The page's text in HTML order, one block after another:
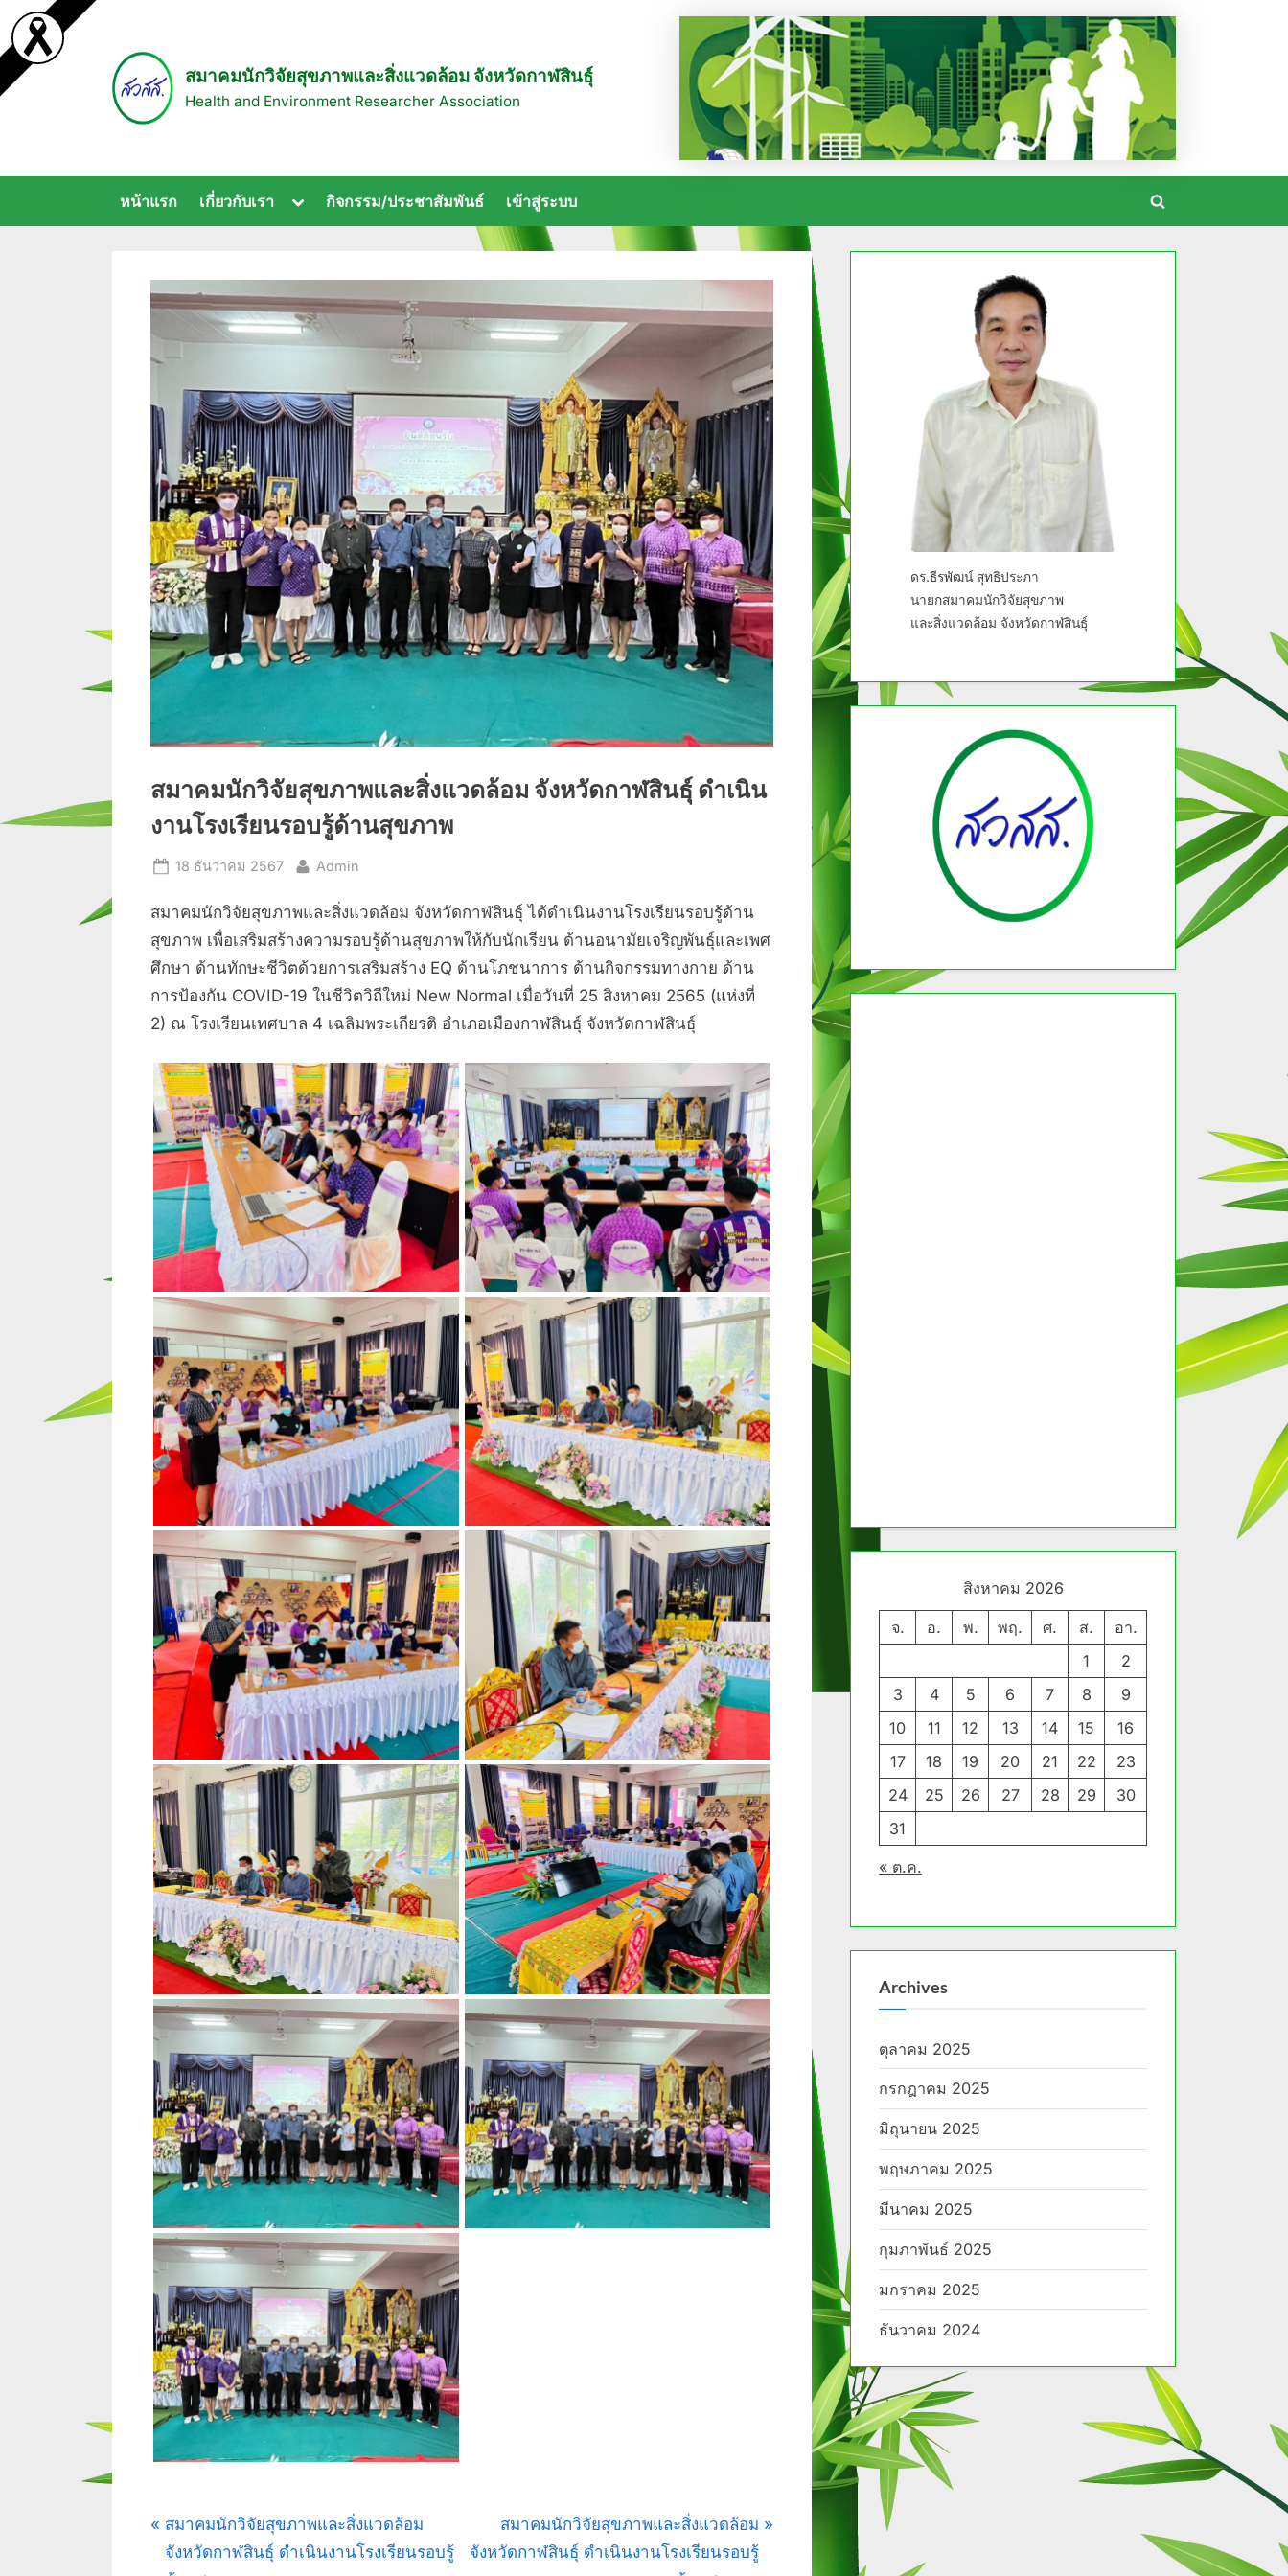
Skip
to
content
สมาคมนักวิจัยสุขภาพและสิ่งแวดล้อม จังหวัดกาฬสินธุ์
Health and Environment Researcher Association
หน้าแรก เกี่ยวกับเรา
Toggle
menu
กิจกรรม/ประชาสัมพันธ์ เข้าสู่ระบบ
Toggle
สมาคมนักวิจัยสุขภาพและสิ่งแวดล้อม จังหวัดกาฬสินธุ์ ดำเนิน
งานโรงเรียนรอบรู้ด้านสุขภาพ
Posted
18 ธันวาคม 2567 By
Admin
สมาคมนักวิจัยสุขภาพและสิ่งแวดล้อม จังหวัดกาฬสินธุ์ ได้ดำเนินงานโรงเรียนรอบรู้ด้าน
สุขภาพ เพื่อเสริมสร้างความรอบรู้ด้านสุขภาพให้กับนักเรียน ด้านอนามัยเจริญพันธุ์และเพศ
ศึกษา ด้านทักษะชีวิตด้วยการเสริมสร้าง EQ ด้านโภชนาการ ด้านกิจกรรมทางกาย ด้าน
การป้องกัน COVID-19 ในชีวิตวิถีใหม่ New Normal เมื่อวันที่ 25 สิงหาคม 2565 (แห่งที่
2) ณ โรงเรียนเทศบาล 4 เฉลิมพระเกียรติ อำเภอเมืองกาฬสินธุ์ จังหวัดกาฬสินธุ์
กิจกรรม/
ประชาสัมพันธ์
แนะแนว
P
r
สมาคมนักวิจัยสุขภาพและสิ่งแวดล้อม
จังหวัดกาฬสินธุ์ ดำเนินงานโรงเรียนรอบรู้
N
e
สมาคมนักวิจัยสุขภาพและสิ่งแวดล้อม
จังหวัดกาฬสินธุ์ ดำเนินงานโรงเรียนรอบรู้
ดร.ธีรพัฒน์ สุทธิประภา
นายกสมาคมนักวิจัยสุขภาพ
และสิ่งแวดล้อม จังหวัดกาฬสินธุ์
สิงหาคม 2026
จ. อ. พ. พฤ. ศ. ส.
อา.
1
2
3
4 5 6 7 8
9
10
11 12 13 14 15
16
17
18 19 20 21 22
23
24
25 26 27 28 29
30
31
« ต.ค.
Archives
ตุลาคม 2025
กรกฎาคม 2025
มิถุนายน 2025
พฤษภาคม 2025
มีนาคม 2025
กุมภาพันธ์ 2025
มกราคม 2025
ธันวาคม 2024